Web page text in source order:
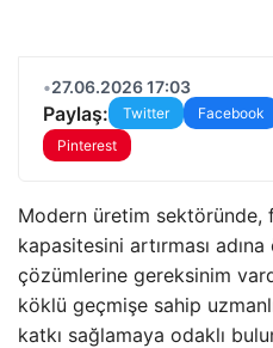
•27.06.2026 17:03
Paylaş: Twitter Facebook
Pinterest
Modern üretim sektöründe,
kapasitesini artırması
çözümlerine gereksinim
köklü geçmişe sahip
katkı sağlamaya odaklı